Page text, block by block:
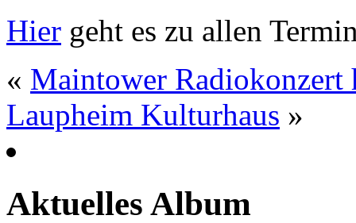
Hier geht es zu allen
« Maintower Radiokonzert
Laupheim Kulturhaus »
Aktuelles Album